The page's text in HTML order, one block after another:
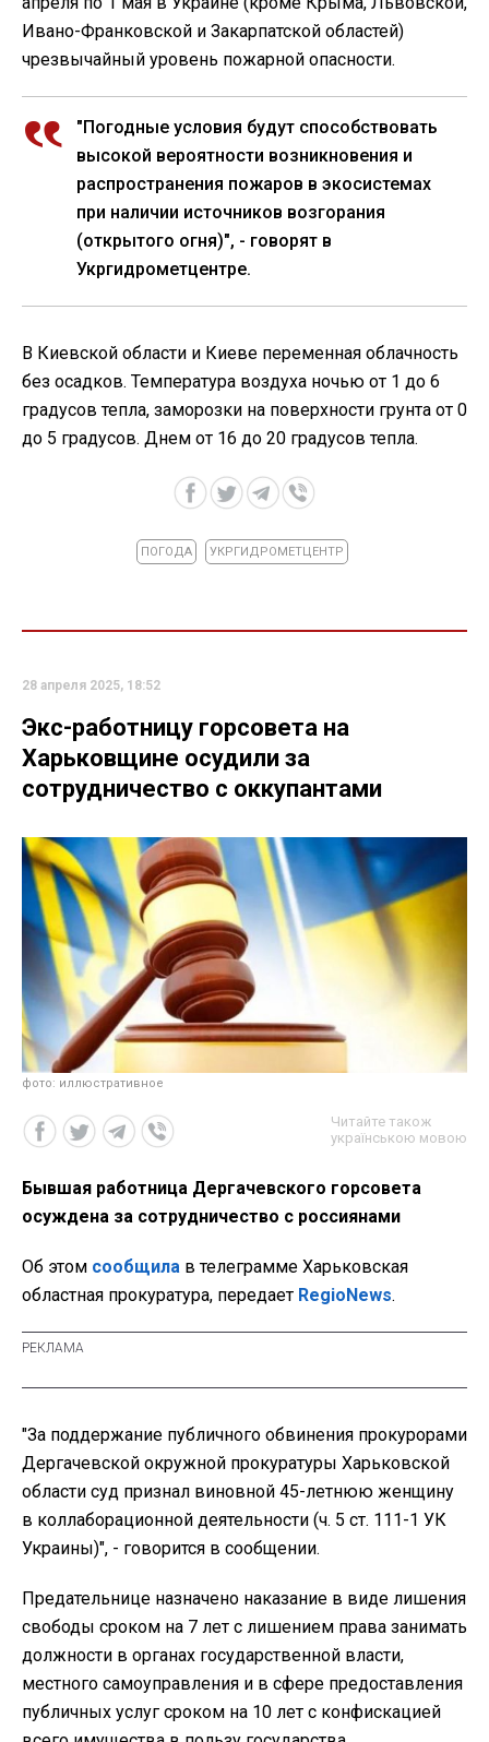
Ивано-Франковской и Закарпатской областей)
чрезвычайный уровень пожарной опасности.
"Погодные условия будут способствовать
высокой вероятности возникновения и
распространения пожаров в экосистемах
при наличии источников возгорания
(открытого огня)", - говорят в
Укргидрометцентре.
В Киевской области и Киеве переменная облачность
без осадков. Температура воздуха ночью от 1 до 6
градусов тепла, заморозки на поверхности грунта от 0
до 5 градусов. Днем от 16 до 20 градусов тепла.
ПОГОДА УКРГИДРОМЕТЦЕНТР
28 апреля 2025, 18:52
Экс-работницу горсовета на
Харьковщине осудили за
сотрудничество с оккупантами
фото: иллюстративное
Читайте також
українською мовою
Бывшая работница Дергачевского горсовета
осуждена за сотрудничество с россиянами
Об этом сообщила в телеграмме Харьковская
областная прокуратура, передает RegioNews.
"За поддержание публичного обвинения прокурорами
Дергачевской окружной прокуратуры Харьковской
области суд признал виновной 45-летнюю женщину
в коллаборационной деятельности (ч. 5 ст. 111-1 УК
Украины)", - говорится в сообщении.
Предательнице назначено наказание в виде лишения
свободы сроком на 7 лет с лишением права занимать
должности в органах государственной власти,
местного самоуправления и в сфере предоставления
публичных услуг сроком на 10 лет с конфискацией